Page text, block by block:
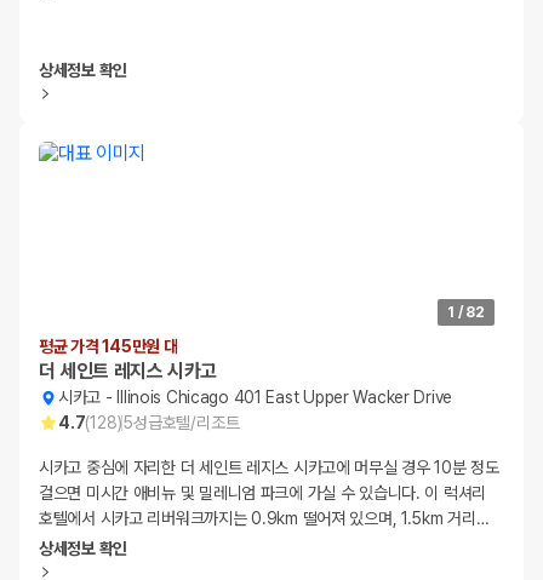
상세정보 확인
1 / 82
평균 가격 145만원 대
더 세인트 레지스 시카고
시카고 -
Illinois Chicago 401 East Upper Wacker Drive
4.7(128)5성급호텔/리조트
시카고 중심에 자리한 더 세인트 레지스 시카고에 머무실 경우 10분 정도
걸으면 미시간 애비뉴 및 밀레니엄 파크에 가실 수 있습니다. 이 럭셔리
호텔에서 시카고 리버워크까지는 0.9km 떨어져 있으며, 1.5km 거리 …
상세정보 확인